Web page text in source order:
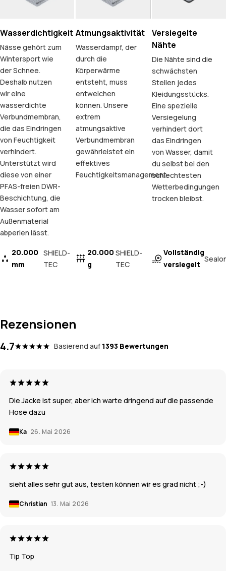
Wasserdichtigkeit
Nässe gehört zum
Wintersport wie
der Schnee.
Deshalb nutzen
wir eine
wasserdichte
Verbundmembran,
die das Eindringen
von Feuchtigkeit
verhindert.
Unterstützt wird
diese von einer
PFAS-freien DWR-
Beschichtung, die
Wasser sofort am
Außenmaterial
abperlen lässt.
20.000
mm
SHIELD-
TEC
Atmungsaktivität
Wasserdampf, der
durch die
Körperwärme
entsteht, muss
entweichen
können. Unsere
extrem
atmungsaktive
Verbundmembran
gewährleistet ein
effektives
Feuchtigkeitsmanagement.
20.000
g
SHIELD-
TEC
Versiegelte
Nähte
Die Nähte sind die
schwächsten
Stellen jedes
Kleidungsstücks.
Eine spezielle
Versiegelung
verhindert dort
das Eindringen
von Wasser, damit
du selbst bei den
schlechtesten
Wetterbedingungen
trocken bleibst.
Vollständig
versiegelt
Rezensionen
4.7 Basierend auf 1393 Bewertungen
Die Jacke ist super, aber ich warte dringend auf die passende
Hose dazu
Ka 26. Mai 2026
sieht alles sehr gut aus, testen können wir es grad nicht ;-)
Christian 13. Mai 2026
Tip Top